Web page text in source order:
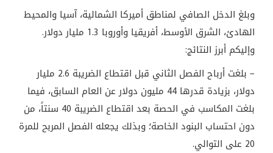
وبلغ الدخل الصافي لمناطق أميركا الشمالية، آسيا والمحيط
الهادئ، الشرق الأوسط، أفريقيا وأوروبا 1.3 مليار دولار.
وإليكم أبرز النتائج:
– بلغت أرباح الفصل الثاني قبل اقتطاع الضريبة 2.6 مليار
دولار، بزيادة قدرها 44 مليون دولار عن العام السابق، فيما
بلغت المكاسب في الحصة بعد اقتطاع الضريبة 40 سنتاً، من
دون احتساب البنود الخاصة؛ وبذلك يجعله الفصل المربح للمرة
20 على التوالي
.